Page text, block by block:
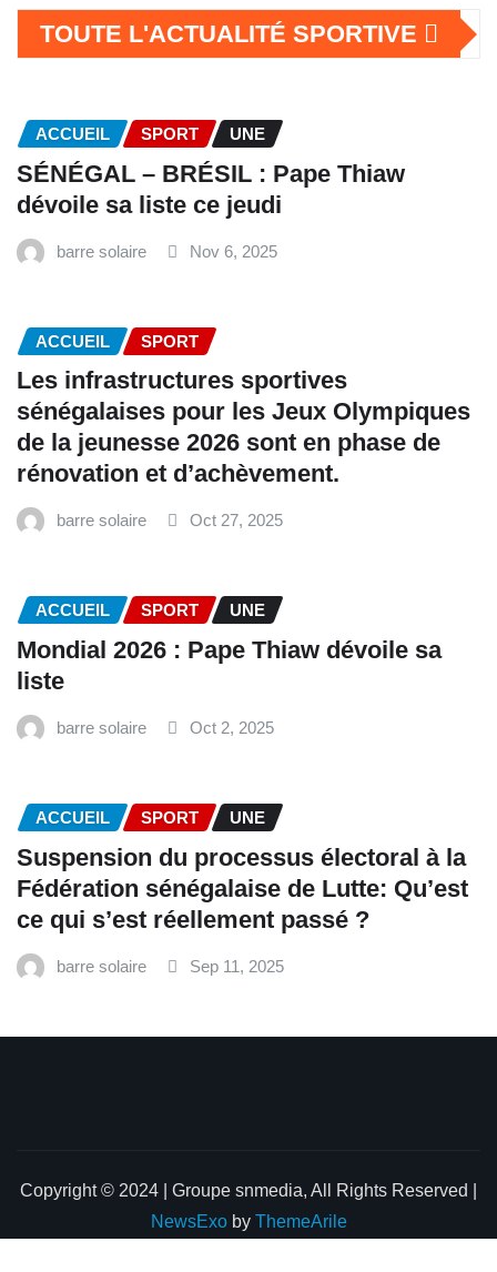
TOUTE L'ACTUALITÉ SPORTIVE
ACCUEIL SPORT UNE
SÉNÉGAL – BRÉSIL : Pape Thiaw
dévoile sa liste ce jeudi
barre solaire Nov 6, 2025
ACCUEIL SPORT
Les infrastructures sportives
sénégalaises pour les Jeux Olympiques
de la jeunesse 2026 sont en phase de
rénovation et d’achèvement.
barre solaire Oct 27, 2025
ACCUEIL SPORT UNE
Mondial 2026 : Pape Thiaw dévoile sa
liste
barre solaire Oct 2, 2025
ACCUEIL SPORT UNE
‎Suspension du processus électoral à la
Fédération sénégalaise de Lutte: Qu’est
ce qui s’est réellement passé ? ‎‎
barre solaire Sep 11, 2025
Copyright © 2024 | Groupe snmedia, All Rights Reserved
NewsExoby ThemeArile